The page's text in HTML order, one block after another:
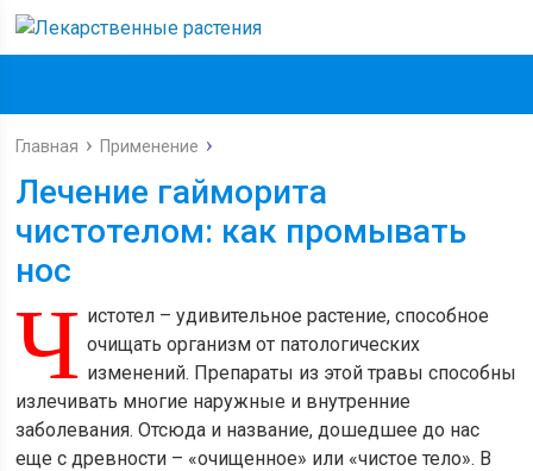
Главная Применение
Лечение гайморита
чистотелом: как промывать
нос
Ч истотел – удивительное растение, способное
очищать организм от патологических
изменений. Препараты из этой травы способны
излечивать многие наружные и внутренние
заболевания. Отсюда и название, дошедшее до нас
еще с древности – «очищенное» или «чистое тело». В